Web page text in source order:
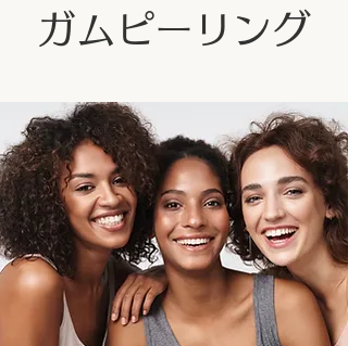
ガムピーリング